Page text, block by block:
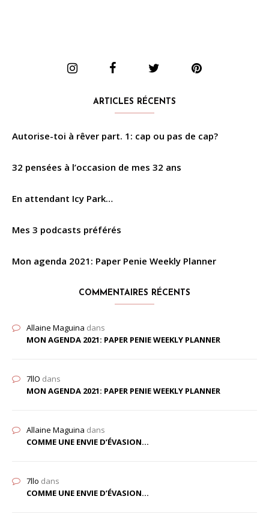
ARTICLES RÉCENTS
Autorise-toi à rêver part. 1: cap ou pas de cap?
32 pensées à l’occasion de mes 32 ans
En attendant Icy Park…
Mes 3 podcasts préférés
Mon agenda 2021: Paper Penie Weekly Planner
COMMENTAIRES RÉCENTS
Allaine Maguina dans
MON AGENDA 2021: PAPER PENIE WEEKLY PLANNER
7llO dans
MON AGENDA 2021: PAPER PENIE WEEKLY PLANNER
Allaine Maguina dans
COMME UNE ENVIE D’ÉVASION…
7llo dans
COMME UNE ENVIE D’ÉVASION…